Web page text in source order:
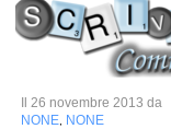
Il 26 novembre 2013 da
NONE NONE